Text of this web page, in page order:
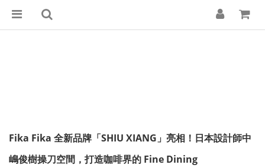
Fika Fika 全新品牌「SHIU XIANG」亮相！日本設計師中
嶋俊樹操刀空間，打造咖啡界的 Fine Dining